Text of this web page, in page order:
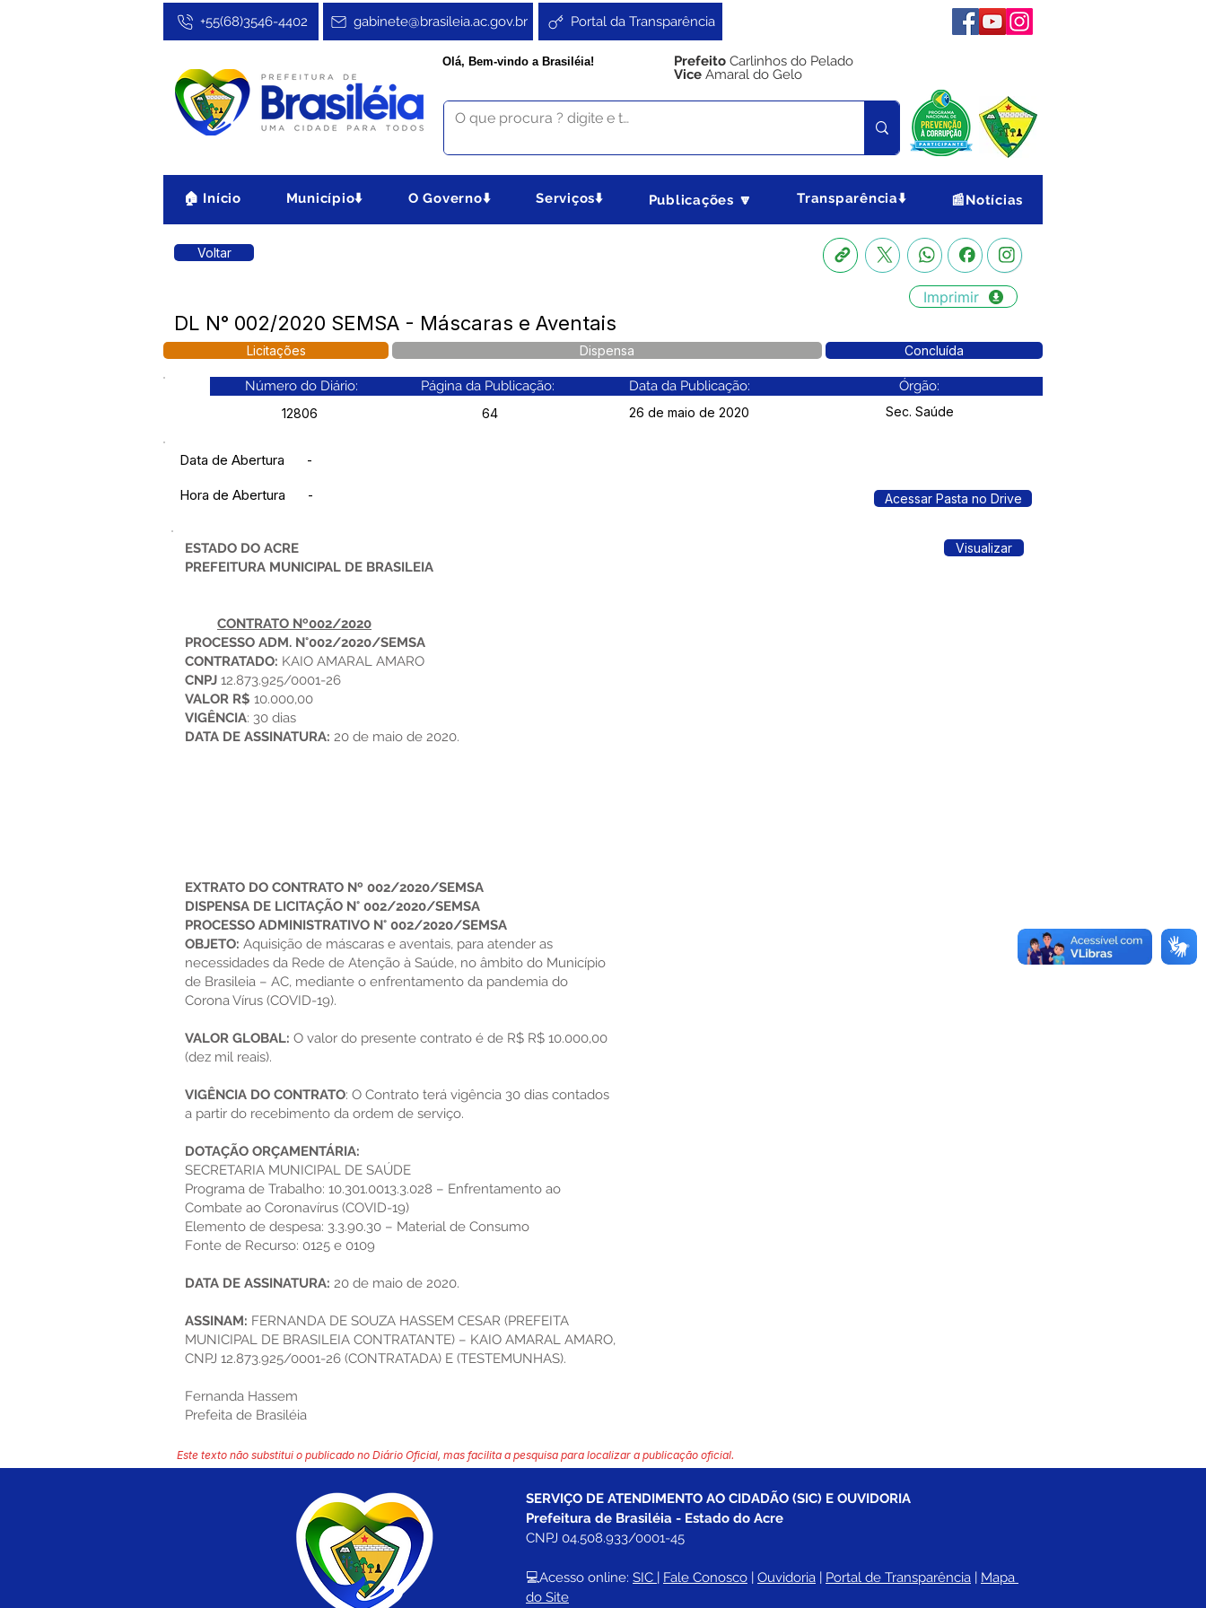
Portal da Transparência
gabinete@brasileia.ac.gov.br
+55(68)3546-4402
Olá, Bem-vindo a Brasiléia! Prefeito Carlinhos do Pelado
Vice Amaral do Gelo
🏠 Início Município⬇️ O Governo⬇️ Serviços⬇️ Publicações 🔽 Transparência⬇️ 📰Notícias
Voltar
Imprimir
DL N° 002/2020 SEMSA - Máscaras e Aventais
Licitações Dispensa Concluída
Número do Diário: Página da Publicação: Data da Publicação: Órgão:
12806 64 26 de maio de 2020 Sec. Saúde
Data de Abertura -
Hora de Abertura - Acessar Pasta no Drive
ESTADO DO ACRE
PREFEITURA MUNICIPAL DE BRASILEIA
CONTRATO Nº002/2020
PROCESSO ADM. N°002/2020/SEMSA
CONTRATADO: KAIO AMARAL AMARO
CNPJ 12.873.925/0001-26
VALOR R$ 10.000,00
VIGÊNCIA: 30 dias
DATA DE ASSINATURA: 20 de maio de 2020.
EXTRATO DO CONTRATO Nº 002/2020/SEMSA
DISPENSA DE LICITAÇÃO N° 002/2020/SEMSA
PROCESSO ADMINISTRATIVO N° 002/2020/SEMSA
OBJETO: Aquisição de máscaras e aventais, para atender as
necessidades da Rede de Atenção à Saúde, no âmbito do Município
de Brasileia – AC, mediante o enfrentamento da pandemia do
Corona Vírus (COVID-19).
VALOR GLOBAL: O valor do presente contrato é de R$ R$ 10.000,00
(dez mil reais).
VIGÊNCIA DO CONTRATO: O Contrato terá vigência 30 dias contados
a partir do recebimento da ordem de serviço.
DOTAÇÃO ORÇAMENTÁRIA:
SECRETARIA MUNICIPAL DE SAÚDE
Programa de Trabalho: 10.301.0013.3.028 – Enfrentamento ao
Combate ao Coronavírus (COVID-19)
Elemento de despesa: 3.3.90.30 – Material de Consumo
Fonte de Recurso: 0125 e 0109
DATA DE ASSINATURA: 20 de maio de 2020.
ASSINAM: FERNANDA DE SOUZA HASSEM CESAR (PREFEITA
MUNICIPAL DE BRASILEIA CONTRATANTE) – KAIO AMARAL AMARO,
CNPJ 12.873.925/0001-26 (CONTRATADA) E (TESTEMUNHAS).
Fernanda Hassem
Prefeita de Brasiléia
Visualizar
Este texto não substitui o publicado no Diário Oficial, mas facilita a pesquisa para localizar a publicação oficial.
SERVIÇO DE ATENDIMENTO AO CIDADÃO (SIC) E OUVIDORIA
Prefeitura de Brasiléia - Estado do Acre
CNPJ 04.508.933/0001-45
💻Acesso online: SIC | Fale Conosco | Ouvidoria | Portal de Transparência | Mapa
do Site